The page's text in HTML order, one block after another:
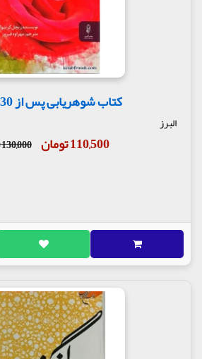
کتاب شوهریابی پس از 30 سالگی
البرز
110,500 تومان 130,000 تومان